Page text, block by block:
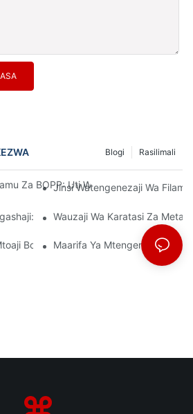
Rasilimali
Blogi
Za BOPP: Uti Wa Mgongo Wa
Jinsi Watengenezaji Wa
Maarifa Kutoka Kwa
Wauzaji Wa Karatasi Za
Bora Wa Filamu Wa BOPP Ni Muhimu
Maarifa Ya Mtengenezaji Wa